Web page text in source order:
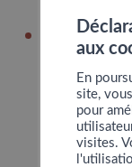
Ferraille
aux
En
site,
pour
visites.